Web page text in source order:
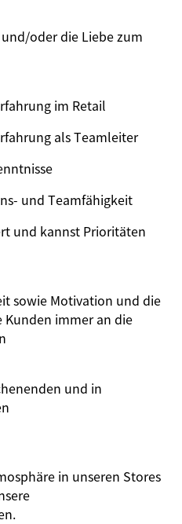
und/oder die Liebe zum
im Retail
als Teamleiter
und Teamfähigkeit
und kannst Prioritäten
sowie Motivation und die
Kunden immer an die
und in
in unseren Stores